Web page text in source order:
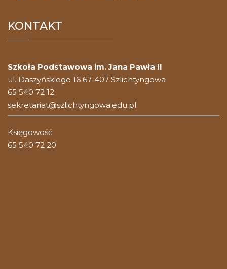
KONTAKT
Szkoła Podstawowa im. Jana Pawła II
ul. Daszyńskiego 16 67-407 Szlichtyngowa
65 540 72 12
sekretariat@szlichtyngowa.edu.pl
Księgowość
65 540 72 20